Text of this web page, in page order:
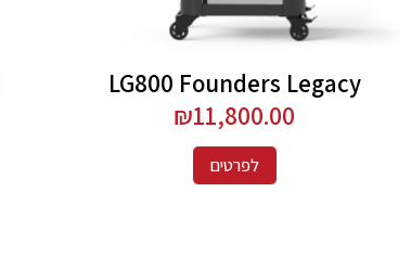
LG800 Founders Legacy
₪11,800.00
לפרטים